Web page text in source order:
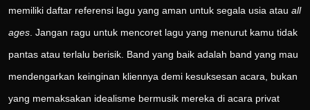
memiliki daftar referensi lagu yang aman untuk segala usia atau all
ages . Jangan ragu untuk mencoret lagu yang menurut kamu tidak
pantas atau terlalu berisik. Band yang baik adalah band yang mau
mendengarkan keinginan kliennya demi kesuksesan acara, bukan
yang memaksakan idealisme bermusik mereka di acara privat